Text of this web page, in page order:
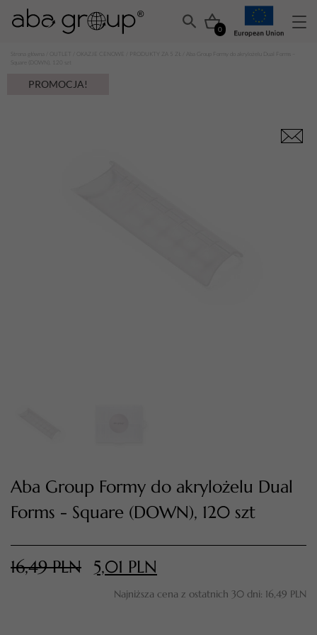
0
TWÓJ KOSZYK (0)
PRZEJDŹ DO KOSZYKA
OKAZJE CENOWE PRODUKTY ZA 5 ZŁ
Square (DOWN), 120 szt
PROMOCJA!
Aba Group Formy do akrylożelu Dual
Forms - Square (DOWN), 120 szt
16,49PLN 5,01 PLN
Najniższa cena z ostatnich 30 dni: 16,49 PLN